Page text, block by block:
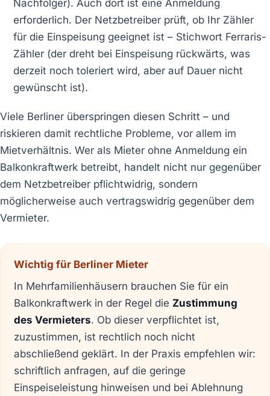
Nachfolger). Auch dort ist eine Anmeldung
erforderlich. Der Netzbetreiber prüft, ob Ihr Zähler
für die Einspeisung geeignet ist – Stichwort Ferraris-
Zähler (der dreht bei Einspeisung rückwärts, was
derzeit noch toleriert wird, aber auf Dauer nicht
gewünscht ist).
Viele Berliner überspringen diesen Schritt – und
riskieren damit rechtliche Probleme, vor allem im
Mietverhältnis. Wer als Mieter ohne Anmeldung ein
Balkonkraftwerk betreibt, handelt nicht nur gegenüber
dem Netzbetreiber pflichtwidrig, sondern
möglicherweise auch vertragswidrig gegenüber dem
Vermieter.
Wichtig für Berliner Mieter
In Mehrfamilienhäusern brauchen Sie für ein
Balkonkraftwerk in der Regel die Zustimmung
des Vermieters. Ob dieser verpflichtet ist,
zuzustimmen, ist rechtlich noch nicht
abschließend geklärt. In der Praxis empfehlen wir:
schriftlich anfragen, auf die geringe
Einspeiseleistung hinweisen und bei Ablehnung